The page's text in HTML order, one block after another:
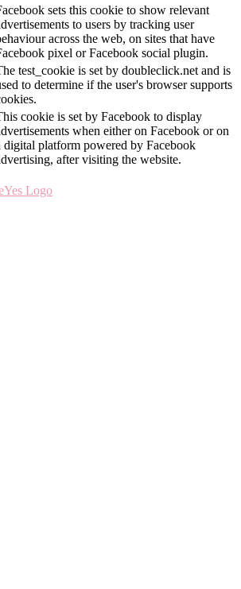
sets this cookie to show relevant
to users by tracking user
across the web, on sites that have
pixel or Facebook social plugin.
test_cookie is set by doubleclick.net and is
to determine if the user's browser supports
cookie is set by Facebook to display
when either on Facebook or on
digital platform powered by Facebook
after visiting the website.